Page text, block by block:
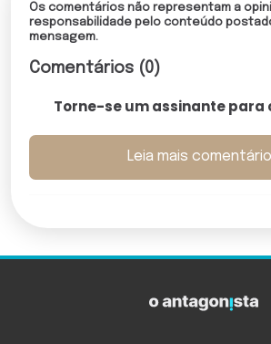
Os comentários não representam a
responsabilidade pelo conteúdo
mensagem.
Comentários (0)
Torne-se um assinante para
Leia mais